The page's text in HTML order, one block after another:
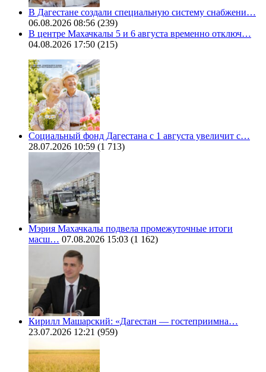
В Дагестане создали специальную систему снабжени…
06.08.2026 08:56 (239)
В центре Махачкалы 5 и 6 августа временно отключ…
04.08.2026 17:50 (215)
Социальный фонд Дагестана с 1 августа увеличит с…
28.07.2026 10:59 (1 713)
Мэрия Махачкалы подвела промежуточные итоги
масш… 07.08.2026 15:03 (1 162)
Кирилл Машарский: «Дагестан — гостеприимна…
23.07.2026 12:21 (959)